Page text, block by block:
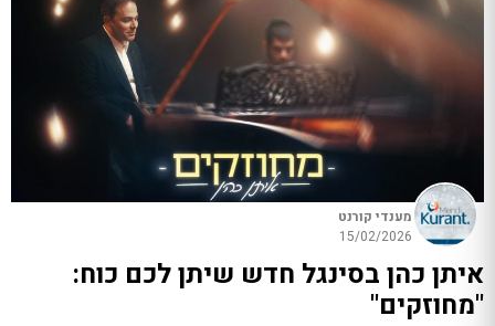
מענדי קורנט
15/02/2026
איתן כהן בסינגל חדש שיתן לכם כוח:
"מחוזקים"